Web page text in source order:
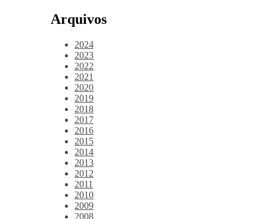
Arquivos
2024
2023
2022
2021
2020
2019
2018
2017
2016
2015
2014
2013
2012
2011
2010
2009
2008